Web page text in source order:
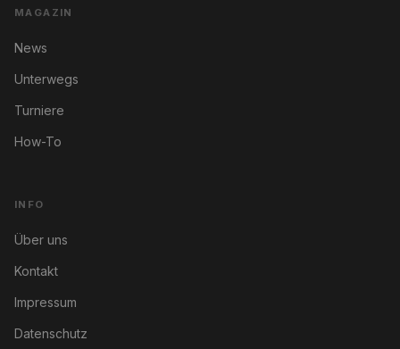
MAGAZIN
News
Unterwegs
Turniere
How-To
INFO
Über uns
Kontakt
Impressum
Datenschutz